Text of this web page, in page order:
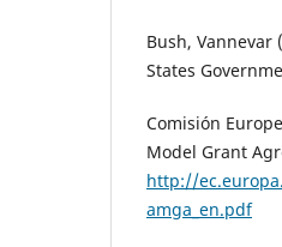
Bush,
States
Comisión
Model Grant
http://
amga_en.pdf